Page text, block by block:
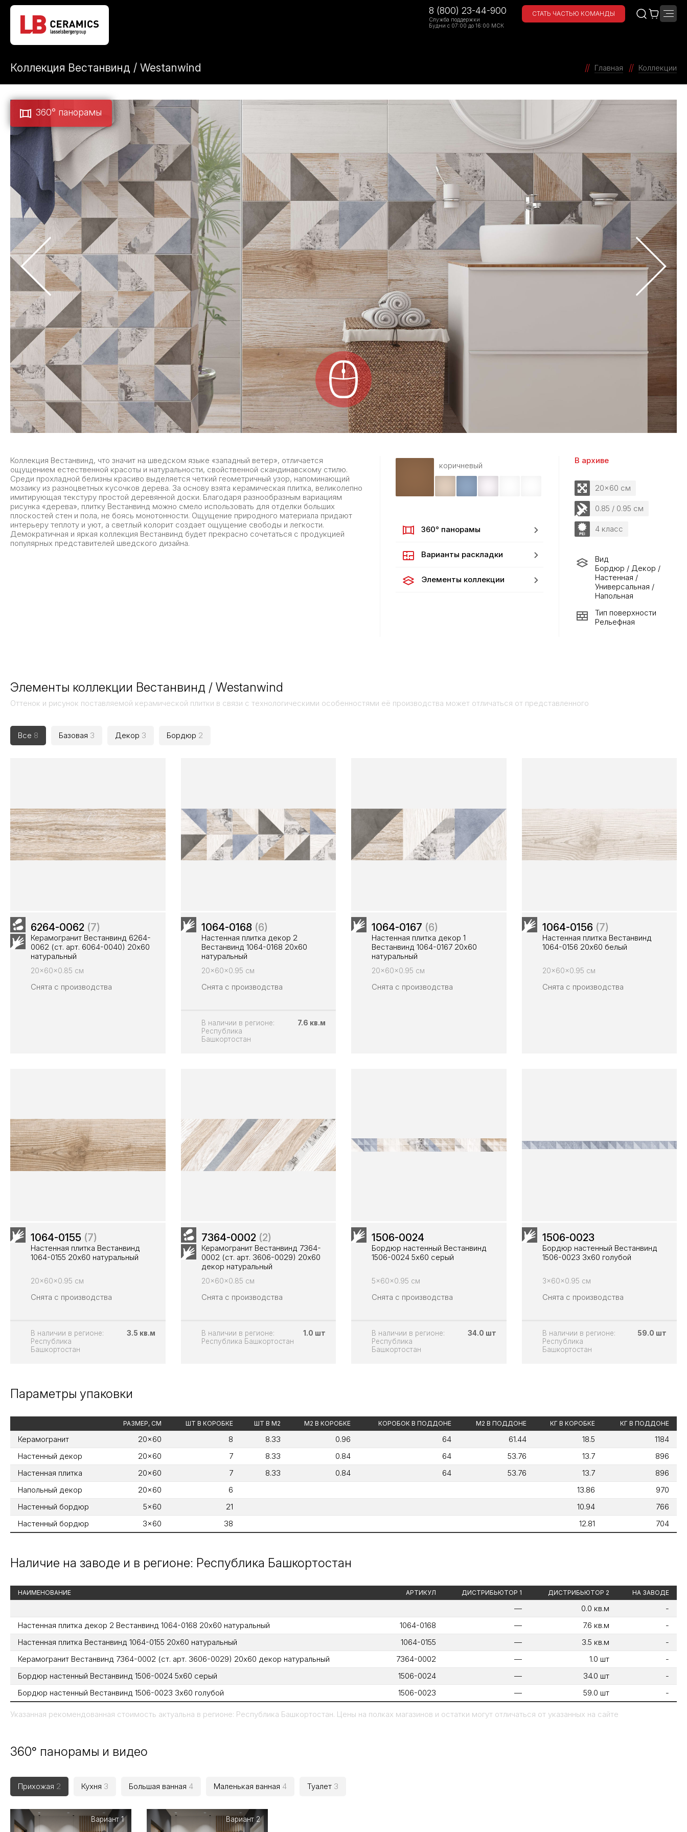
8 (800) 23-44-900
Служба поддержки
Будни с 07:00 до 16:00 МСК
СТАТЬ ЧАСТЬЮ КОМАНДЫ
Коллекция Вестанвинд / Westanwind Главная Коллекции
360° панорамы
Коллекция Вестанвинд, что значит на шведском языке «западный ветер», отличается
ощущением естественной красоты и натуральности, свойственной скандинавскому стилю.
Среди прохладной белизны красиво выделяется четкий геометричный узор, напоминающий
мозаику из разноцветных кусочков дерева. За основу взята керамическая плитка, великолепно
имитирующая текстуру простой деревянной доски. Благодаря разнообразным вариациям
рисунка «дерева», плитку Вестанвинд можно смело использовать для отделки больших
плоскостей стен и пола, не боясь монотонности. Ощущение природного материала придают
интерьеру теплоту и уют, а светлый колорит создает ощущение свободы и легкости.
Демократичная и яркая коллекция Вестанвинд будет прекрасно сочетаться с продукцией
популярных представителей шведского дизайна.
коричневый
360° панорамы
Варианты раскладки
Элементы коллекции
В архиве
20x60 см
0.85 / 0.95 см
4 класс
Вид
Бордюр / Декор /
Настенная /
Универсальная /
Напольная
Тип поверхности
Рельефная
Элементы коллекции Вестанвинд / Westanwind
Оттенок и рисунок поставляемой керамической плитки в связи с технологическими особенностями её производства может отличаться от представленного
Все 8 Базовая 3 Декор 3 Бордюр 2
6264-0062 (7)
Керамогранит Вестанвинд 6264-
0062 (ст. арт. 6064-0040) 20х60
натуральный
20x60x0.85 см
Снята с производства
1064-0168 (6)
Настенная плитка декор 2
Вестанвинд 1064-0168 20х60
натуральный
20x60x0.95 см
Снята с производства
В наличии в регионе:
Республика
Башкортостан
7.6 кв.м
1064-0167 (6)
Настенная плитка декор 1
Вестанвинд 1064-0167 20х60
натуральный
20x60x0.95 см
Снята с производства
1064-0156 (7)
Настенная плитка Вестанвинд
1064-0156 20x60 белый
20x60x0.95 см
Снята с производства
1064-0155 (7)
Настенная плитка Вестанвинд
1064-0155 20х60 натуральный
20x60x0.95 см
Снята с производства
В наличии в регионе:
Республика
Башкортостан
3.5 кв.м
7364-0002 (2)
Керамогранит Вестанвинд 7364-
0002 (ст. арт. 3606-0029) 20х60
декор натуральный
20x60x0.85 см
Снята с производства
В наличии в регионе:
Республика Башкортостан
1.0 шт
1506-0024
Бордюр настенный Вестанвинд
1506-0024 5x60 серый
5x60x0.95 см
Снята с производства
В наличии в регионе:
Республика
Башкортостан
34.0 шт
1506-0023
Бордюр настенный Вестанвинд
1506-0023 3x60 голубой
3x60x0.95 см
Снята с производства
В наличии в регионе:
Республика
Башкортостан
59.0 шт
Параметры упаковки
РАЗМЕР, СМ ШТ В КОРОБКЕ ШТ В М2 М2 В КОРОБКЕ КОРОБОК В ПОДДОНЕ М2 В ПОДДОНЕ КГ В КОРОБКЕ КГ В ПОДДОНЕ
Керамогранит 20x60 8 8.33 0.96 64 61.44 18.5
1184
Настенный декор
20x60 7 8.33 0.84 64 53.76 13.7
896
Настенная плитка
20x60 7 8.33 0.84 64 53.76 13.7
896
Напольный декор
20x60 6 13.86
970
Настенный бордюр
5x60 21 10.94
766
Настенный бордюр
3x60 38 12.81 704
Наличие на заводе и в регионе: Республика Башкортостан
НАИМЕНОВАНИЕ АРТИКУЛ ДИСТРИБЬЮТОР 1 ДИСТРИБЬЮТОР 2 НА ЗАВОДЕ
— 0.0 кв.м
-
Настенная плитка декор 2 Вестанвинд 1064-0168 20х60 натуральный
1064-0168 — 7.6 кв.м
-
Настенная плитка Вестанвинд 1064-0155 20х60 натуральный
1064-0155 — 3.5 кв.м
-
Керамогранит Вестанвинд 7364-0002 (ст. арт. 3606-0029) 20х60 декор натуральный
7364-0002 — 1.0 шт
-
Бордюр настенный Вестанвинд 1506-0024 5x60 серый
1506-0024 — 34.0 шт
-
Бордюр настенный Вестанвинд 1506-0023 3x60 голубой
1506-0023 — 59.0 шт -
Указанная рекомендованная стоимость актуальна в регионе: Республика Башкортостан. Цены на полках магазинов и остатки могут отличаться от указанных на сайте
360° панорамы и видео
Прихожая 2 Кухня 3 Большая ванная 4 Маленькая ванная 4 Туалет 3
Вариант 1 Вариант 2